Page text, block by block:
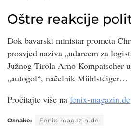
Oštre reakcije
Dok bavarski ministar prometa
prosvjed naziva „udarcem za
Južnog Tirola Arno Kompatscher
„autogol“, načelnik Mühlsteiger…
Pročitajte više na fenix-magazin.de
Oznake: Fenix-magazin.de